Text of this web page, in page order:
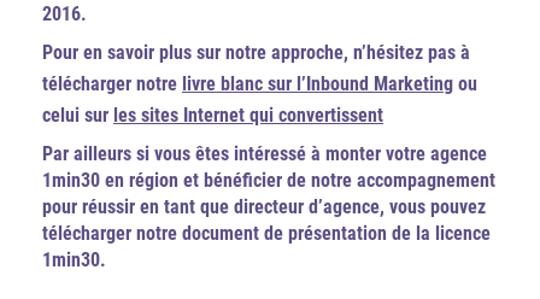
2016.
Pour en savoir plus sur notre approche, n’hésitez pas à
télécharger notre livre blanc sur l’Inbound Marketing ou
celui sur les sites Internet qui convertissent
Par ailleurs si vous êtes intéressé à monter votre agence
1min30 en région et bénéficier de notre accompagnement
pour réussir en tant que directeur d’agence, vous pouvez
télécharger notre document de présentation de la licence
1min30.